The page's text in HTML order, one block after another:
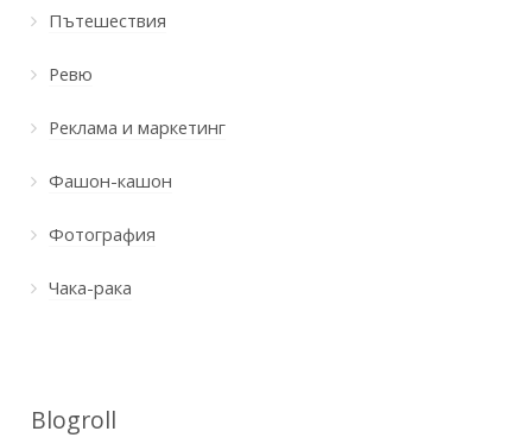
Пътешествия
Ревю
Реклама и маркетинг
Фашон-кашон
Фотография
Чака-рака
Blogroll